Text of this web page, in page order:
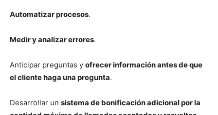
Automatizar procesos.
Medir y analizar errores.
Anticipar preguntas y ofrecer información antes de que
el cliente haga una pregunta.
Desarrollar un sistema de bonificación adicional por la